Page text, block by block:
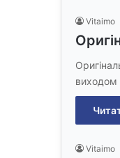
Vitaimo
виходом
Vitaimo